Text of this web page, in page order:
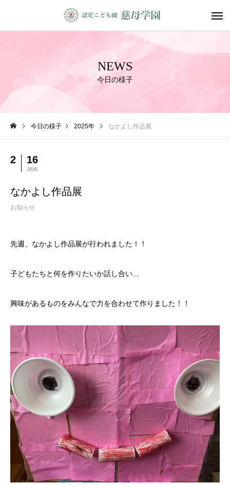
NEWS
今日の様子
今日の様子 2025年 なかよし作品展
2 16
2026
なかよし作品展
お知らせ
先週、なかよし作品展が行われました！！
子どもたちと何を作りたいか話し合い…
興味があるものをみんなで力を合わせて作りました！！